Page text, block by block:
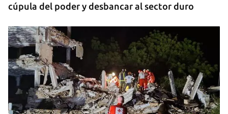
cúpula del poder y desbancar al sector duro